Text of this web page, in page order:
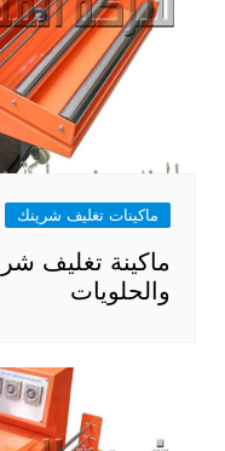
ماكينات تغليف شرينك
ماكينة تغليف
والحلويات